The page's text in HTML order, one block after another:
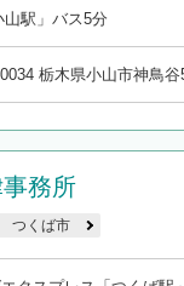
山駅」バス5分
栃木県小山市神鳥谷
務所
つくば市